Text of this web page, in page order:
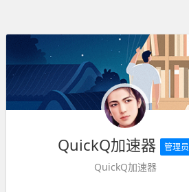
QuickQ加速器 管理员
QuickQ加速器